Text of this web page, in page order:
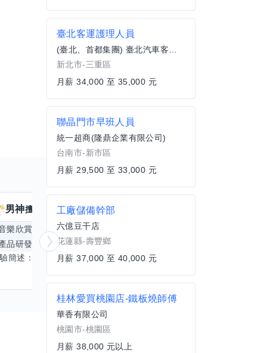
男神擅長 個技能
樂欣賞 顧問服務
遊戲設計
品研發
跨部門協作
更多
臺北客運護理人員
(臺北、首都集團) 臺北汽車客運股份有限公司
新北市-三重區
月薪 34,000 至 35,000 元
聯晶門市早班人員
統一超商(隆鼎企業有限公司)
台南市-新市區
月薪 29,500 至 33,000 元
工廠儲備幹部
六億豆干店
花蓮縣-壽豐鄉
月薪 37,000 至 40,000 元
桂林愛買桃園店-鐵板燒師傅
華香有限公司
桃園市-桃園區
月薪 38,000 元以上